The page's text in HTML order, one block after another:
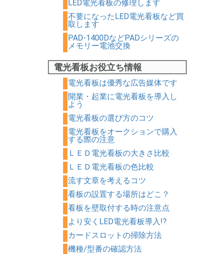
LED電光看板の修理します
不要になったLED電光看板など買
取します
PAD-1400DなどPADシリーズの
メモリー電池交換
電光看板お役立ち情報
電光看板は優秀な広告媒体です
開業・起業に電光看板を導入し
よう
電光看板の選び方のコツ
電光看板をオークションで購入
する際の注意
ＬＥＤ電光看板の大きさ比較
ＬＥＤ電光看板の色比較
流す文章を考えるコツ
看板の設置する場所はどこ？
看板を壁取付する時の注意点
より安くLED電光看板導入!?
カードスロットの掃除方法
機種/型番の確認方法